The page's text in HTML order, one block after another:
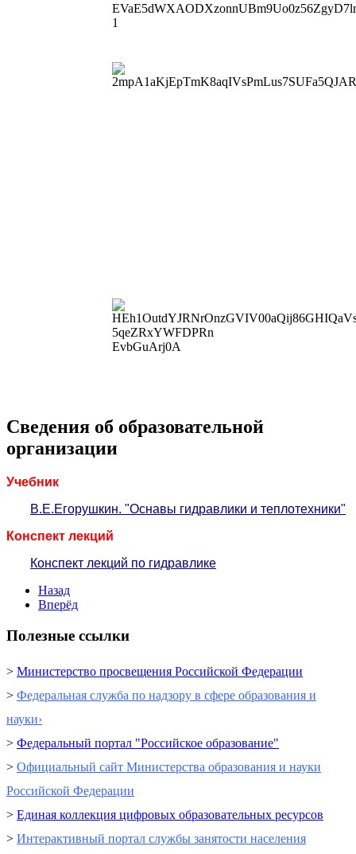
Сведения об образовательной
организации
Учебник
В.Е.Егорушкин. "Оснавы гидравлики и теплотехники"
Конспект лекций
Конспект лекций по гидравлике
Назад
Вперёд
Полезные ссылки
> Министерство просвещения Российской Федерации
> Федеральная служба по надзору в сфере образования и
науки›
> Федеральный портал "Российское образование"
> Официальный сайт Министерства образования и науки
Российской Федерации
> Единая коллекция цифровых образовательных ресурсов
> Интерактивный портал cлужбы занятости населения